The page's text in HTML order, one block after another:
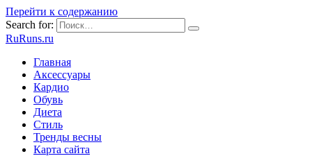
Перейти к содержанию
Search for:
RuRuns.ru
Главная
Аксессуары
Кардио
Обувь
Диета
Стиль
Тренды весны
Карта сайта